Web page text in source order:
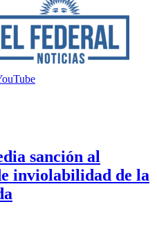
sanción al
inviolabilidad de la